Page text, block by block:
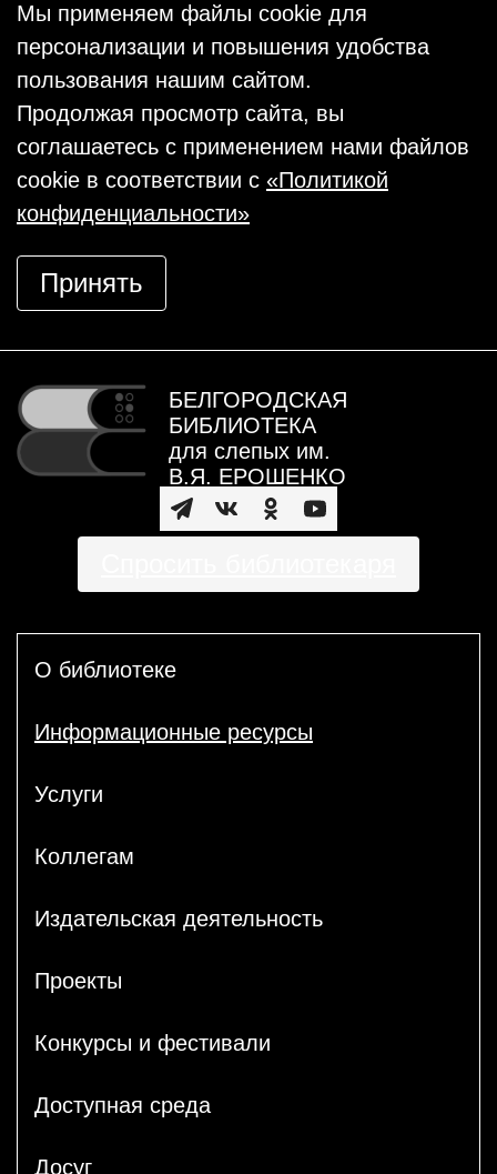
Мы применяем файлы cookie для
персонализации и повышения удобства
пользования нашим сайтом.
Продолжая просмотр сайта, вы
соглашаетесь с применением нами файлов
cookie в соответствии с «Политикой
конфиденциальности»
Принять
БЕЛГОРОДСКАЯ
БИБЛИОТЕКА
для слепых им.
В.Я. ЕРОШЕНКО
О библиотеке
Информационные ресурсы
Услуги
Коллегам
Издательская деятельность
Проекты
Конкурсы и фестивали
Доступная среда
Досуг